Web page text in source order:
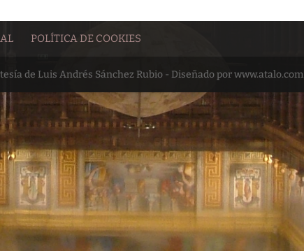
POLÍTICA DE COOKIES
de Luis Andrés Sánchez Rubio - Diseñado por www.atalo.com